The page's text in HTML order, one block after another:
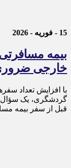
15 - فوریه - 2026
بیمه
خارجی
با افزایش تعداد
گردشگری، یک سؤال
قبل از سفر بیمه